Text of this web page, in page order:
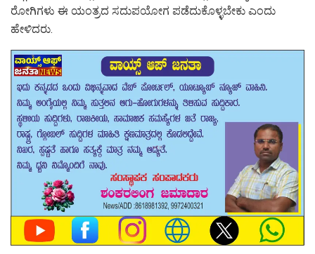
ರೋಗಿಗಳು ಈ ಯಂತ್ರದ ಸದುಪಯೋಗ ಪಡೆದುಕೊಳ್ಳಬೇಕು ಎಂದು
ಹೇಳಿದರು.